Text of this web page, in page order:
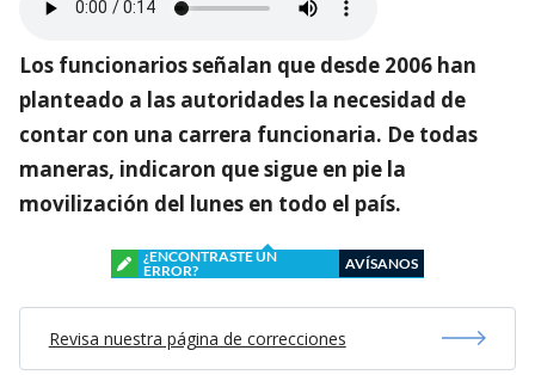
Los funcionarios señalan que desde 2006 han
planteado a las autoridades la necesidad de
contar con una carrera funcionaria. De todas
maneras, indicaron que sigue en pie la
movilización del lunes en todo el país.
¿ENCONTRASTE UN
ERROR?
AVÍSANOS
Revisa nuestra página de correcciones